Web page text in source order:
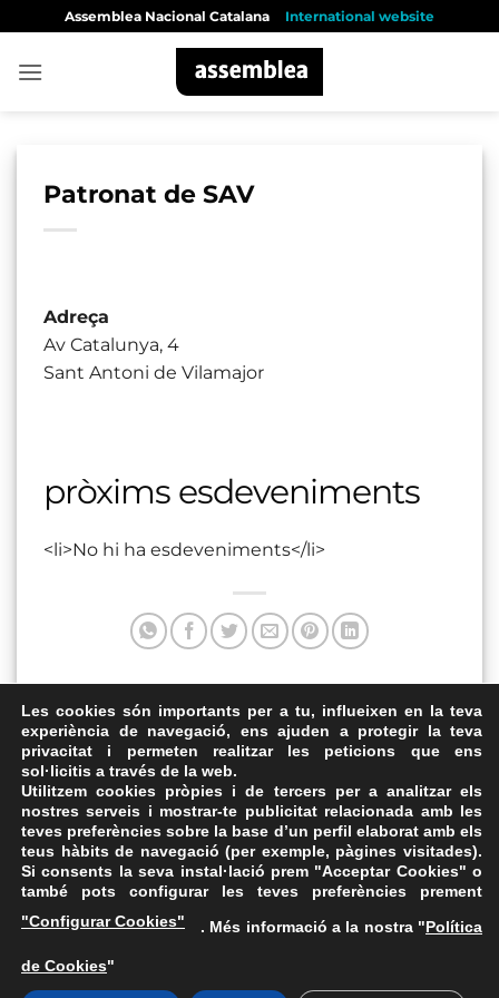
content
Assemblea Nacional Catalana International website
Patronat de SAV
Adreça
Av Catalunya, 4
Sant Antoni de Vilamajor
pròxims esdeveniments
<li>No hi ha esdeveniments</li>
Aquesta entrada va ser publicada a . Marqui com a favorit
elEnllaç permanent.
Espai d’Arts Escèniques Aula de Cultura
FAQs
ASSEMBLEA NACIONAL CATALANA
Carrer de la Marina, 315, 08025 Barcelona · 93 347 17 14
Les cookies són importants per a tu, influeixen en la teva
experiència de navegació, ens ajuden a protegir la teva
privacitat i permeten realitzar les peticions que ens
sol·licitis a través de la web.
Utilitzem cookies pròpies i de tercers per a analitzar els
nostres serveis i mostrar-te publicitat relacionada amb les
teves preferències sobre la base d’un perfil elaborat amb els
teus hàbits de navegació (per exemple, pàgines visitades).
Si consents la seva instal·lació prem "Acceptar Cookies" o
també pots configurar les teves preferències prement
"Configurar Cookies"
. Més informació a la nostra "Política
de Cookies"